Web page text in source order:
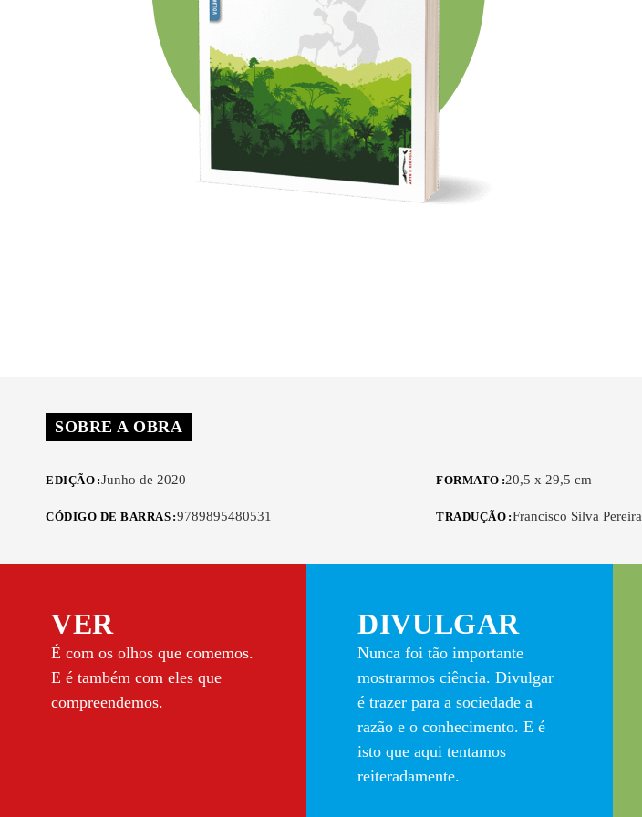
SOBRE A OBRA
EDIÇÃO Junho de 2020 FORMATO 20,5 x 29,5 cm
CÓDIGO DE BARRAS 9789895480531 TRADUÇÃO Francisco Silva Pereira
VER
É com os olhos que comemos.
E é também com eles que
compreendemos.
DIVULGAR
Nunca foi tão importante
mostrarmos ciência. Divulgar
é trazer para a sociedade a
razão e o conhecimento. E é
isto que aqui tentamos
reiteradamente.